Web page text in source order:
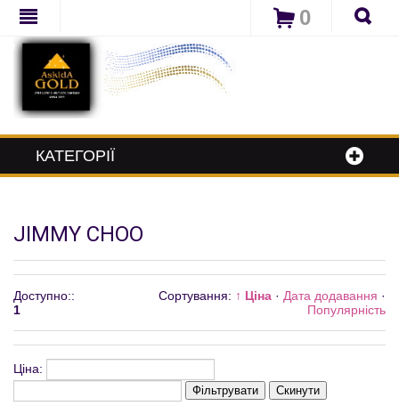
0
КАТЕГОРІЇ
JIMMY CHOO
Доступно::
1
Сортування: ↑ Ціна · Дата додавання ·
Популярність
Ціна:
Фільтрувати Скинути